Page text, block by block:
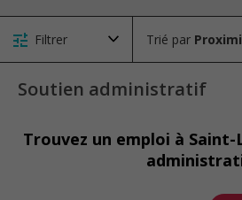
Filtrer Trié par
Soutien administratif
Trouvez un emploi à